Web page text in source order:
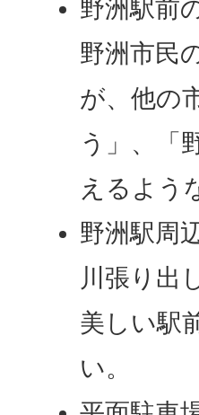
野洲駅前
野洲市民
が、他の
う」、「
えるよう
野洲駅周
川張り出
美しい駅
い。